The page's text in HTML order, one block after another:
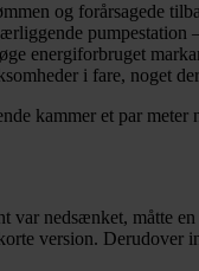
og forårsagede
pumpestation
energiforbruget
i fare, noget
kammer et par meter
var nedsænket, måtte
version. Derudover